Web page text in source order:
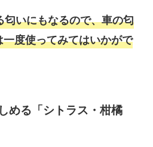
いにもなるので、車の匂
度使ってみてはいかがで
める「シトラス・柑橘